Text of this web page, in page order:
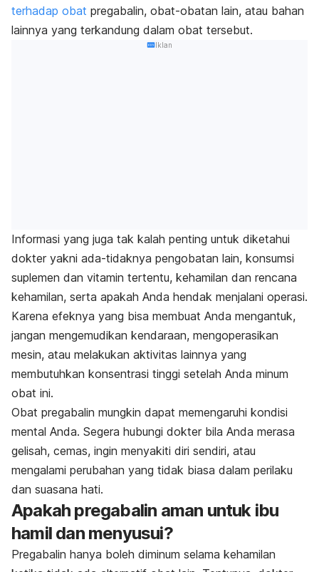
terhadap obat pregabalin, obat-obatan lain, atau bahan
lainnya yang terkandung dalam obat tersebut.
Iklan
Informasi yang juga tak kalah penting untuk diketahui
dokter yakni ada-tidaknya pengobatan lain, konsumsi
suplemen dan vitamin tertentu, kehamilan dan rencana
kehamilan, serta apakah Anda hendak menjalani operasi.
Karena efeknya yang bisa membuat Anda mengantuk,
jangan mengemudikan kendaraan, mengoperasikan
mesin, atau melakukan aktivitas lainnya yang
membutuhkan konsentrasi tinggi setelah Anda minum
obat ini.
Obat pregabalin mungkin dapat memengaruhi kondisi
mental Anda. Segera hubungi dokter bila Anda merasa
gelisah, cemas, ingin menyakiti diri sendiri, atau
mengalami perubahan yang tidak biasa dalam perilaku
dan suasana hati.
Apakah pregabalin aman untuk ibu
hamil dan menyusui?
Pregabalin hanya boleh diminum selama kehamilan